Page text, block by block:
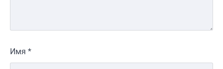
Имя *